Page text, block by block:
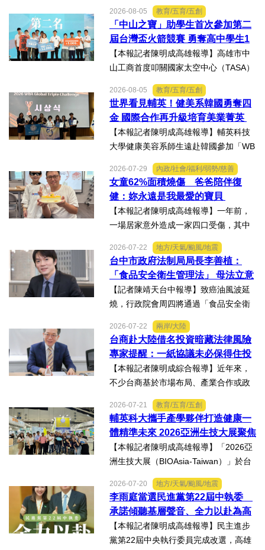
2026-08-05 教育/五育/五創
「中山之寶」助學生首次參加第二
屆台灣盃火箭競賽 勇奪高中學生1
K組亞軍
【本報記者陳明成高雄報導】高雄市中
山工商首度叩關國家太空中心（TASA）
一路過關斬將，順利完成火箭發射，並
將全箭完整回收，勇奪高中學生1K組亞
軍，表現亮眼。陳國清...
2026-08-05 教育/五育/五創
世界看見輔英！健美系韓國勇奪四
金 國際合作再升級培育美業菁英
【本報記者陳明成高雄報導】輔英科技
大學健康美容系師生遠赴韓國參加「WB
賽」及「2026WBAGlobalTripleChallen
ge全球美學現場賽」，展現紮實專業實
力，師生聯手勇奪四金、...
2026-07-29 內政/社會/福利/弱勢/慈善
女童62%面積燒傷 爸爸陪伴復
健：妳永遠是我最愛的寶貝
【本報記者陳明成高雄報導】一年前，
一場居家意外造成一家四口受傷，其中
燒傷，在加護病房搶救超過兩個月，並
歷經在陽光基金會近一年的漫長復復健
及陪伴下，芸芸將於八月重返...
2026-07-22 地方/天氣/颱風/地震
台中市政府法制局局長李善植：
「食品安全衛生管理法」 母法立意
良善但子法標準過於寬鬆、處罰欠
缺嚇阻力、第一線缺乏足夠的人力
【記者陳靖天台中報導】致癌油風波延
燒，行政院會周四將通過「食品安全衛
說明十大修法重點，其中增訂地方主管
機關風險導向查核機制、強化業者異常
通報責任及加重通報不實處...
2026-07-22 兩岸/大陸
台商赴大陸借名投資暗藏法律風險
專家提醒：一紙協議未必保得住投
資權益
【本報記者陳明成綜合報導】近年來，
不少台商基於市場布局、產業合作或政
陸。然而，看似便利的投資模式，卻可
能隱藏股權歸屬、投資收益、經營控制
權及法律責任等風險，一旦...
2026-07-21 教育/五育/五創
輔英科大攜手產學夥伴打造健康一
體精準未來 2026亞洲生技大展聚焦
精準健康創新實力
【本報記者陳明成高雄報導】「2026亞
洲生技大展（BIOAsia-Taiwan）」於台
研發長葉耀宗率團隊以「健康一體．精
準未來」為主題參展，展現產學合作夥
伴展示精準健康、生物科...
2026-07-20 地方/天氣/颱風/地震
李雨庭當選民進黨第22屆中執委
承諾傾聽基層聲音、全力以赴為高
雄與台灣努力
【本報記者陳明成高雄報導】民主進步
黨第22屆中央執行委員完成改選，高雄